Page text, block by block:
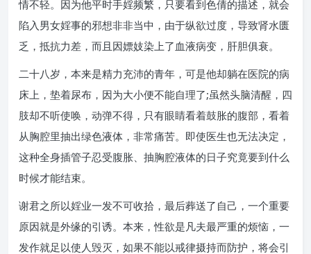
情不轻。因为他平时手婬频繁，只要看到色倩的描述，就会
陷入男女婬事的邪想非非当中，由于纵欲过度，导致肾水匮
乏，抵抗力差，而且因嫖妓染上了血液病变，肝胆俱衰。
二十八岁，本来是精力充沛的青年，可是他却躺在医院的病
床上，垫着尿布，因为大小便不能自理了;虽然头脑清醒，四
肢却不听使唤，动弹不得，只有眼睛看着鼓胀的腹部，看着
从胸腔里抽出绿色液体，非常痛苦。即使医生也无法决定，
这种全身插管子忍受腹胀、抽胸腔液体的日子究竟要到什么
时候才能结束。
谢君之所以婬业一发不可收拾，最后葬送了自己，一个重要
原因就是外缘的引诱。本来，性欲是凡夫最严重的烦恼，一
发作就足以使人毁灭，如果不能以戒律摄持而防护，将会引